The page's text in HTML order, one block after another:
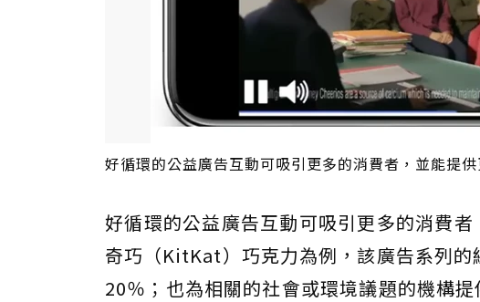
好循環的公益廣告互動可吸引更多的消費者，並能提
好循環的公益廣告互動可吸引更多的消費
奇巧（KitKat）巧克力為例，該廣告系列
20％；也為相關的社會或環境議題的機構